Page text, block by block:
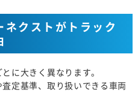
クストがトラック
に大きく異なります。
定基準、取り扱いできる車両